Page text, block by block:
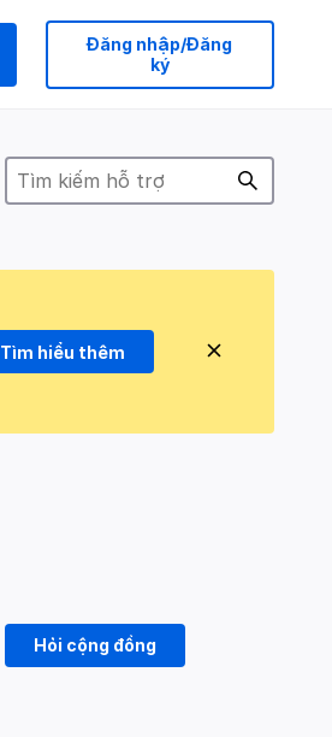
Đăng nhập/Đăng
ký
Tìm hiểu thêm
Hỏi cộng đồng